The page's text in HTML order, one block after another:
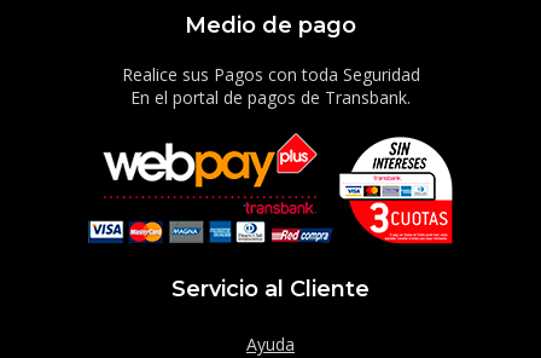
Medio de pago
Realice sus Pagos con toda Seguridad
En el portal de pagos de Transbank.
Servicio al Cliente
Ayuda